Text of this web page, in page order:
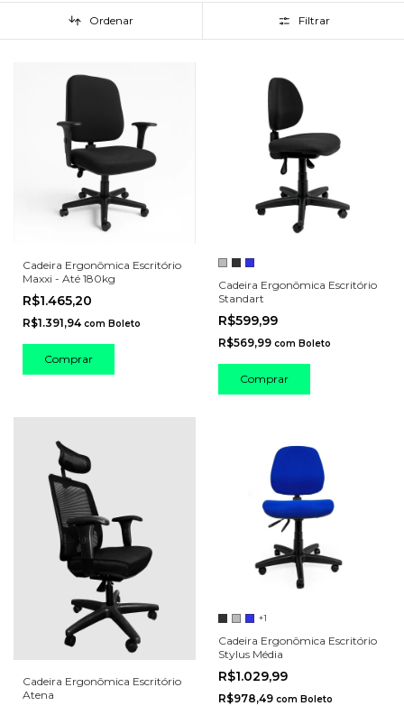
Ordenar Filtrar
Cadeira Ergonômica Escritório
Maxxi - Até 180kg
R$1.465,20
R$1.391,94 com Boleto
Comprar
Cadeira Ergonômica Escritório
Standart
R$599,99
R$569,99 com Boleto
Comprar
Cadeira Ergonômica Escritório
Atena
+1
Cadeira Ergonômica Escritório
Stylus Média
R$1.029,99
R$978,49 com Boleto